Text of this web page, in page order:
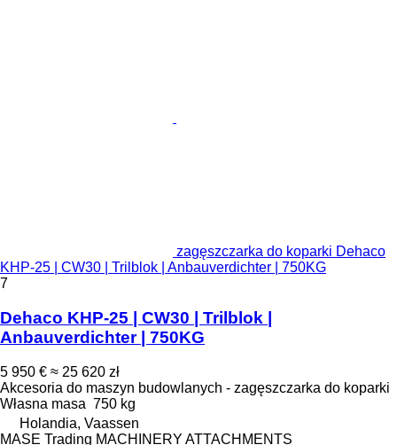
zagęszczarka do koparki Dehaco
KHP-25 | CW30 | Trilblok | Anbauverdichter | 750KG
7
Dehaco KHP-25 | CW30 | Trilblok |
Anbauverdichter | 750KG
5 950 € ≈ 25 620 zł
Akcesoria do maszyn budowlanych - zagęszczarka do koparki
Własna masa 750 kg
Holandia, Vaassen
MASE Trading MACHINERY ATTACHMENTS